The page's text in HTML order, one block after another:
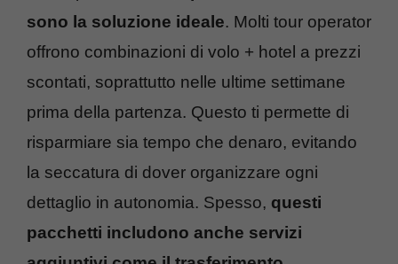
sono la soluzione ideale. Molti tour operator
offrono combinazioni di volo + hotel a prezzi
scontati, soprattutto nelle ultime settimane
prima della partenza. Questo ti permette di
risparmiare sia tempo che denaro, evitando
la seccatura di dover organizzare ogni
dettaglio in autonomia. Spesso, questi
pacchetti includono anche servizi